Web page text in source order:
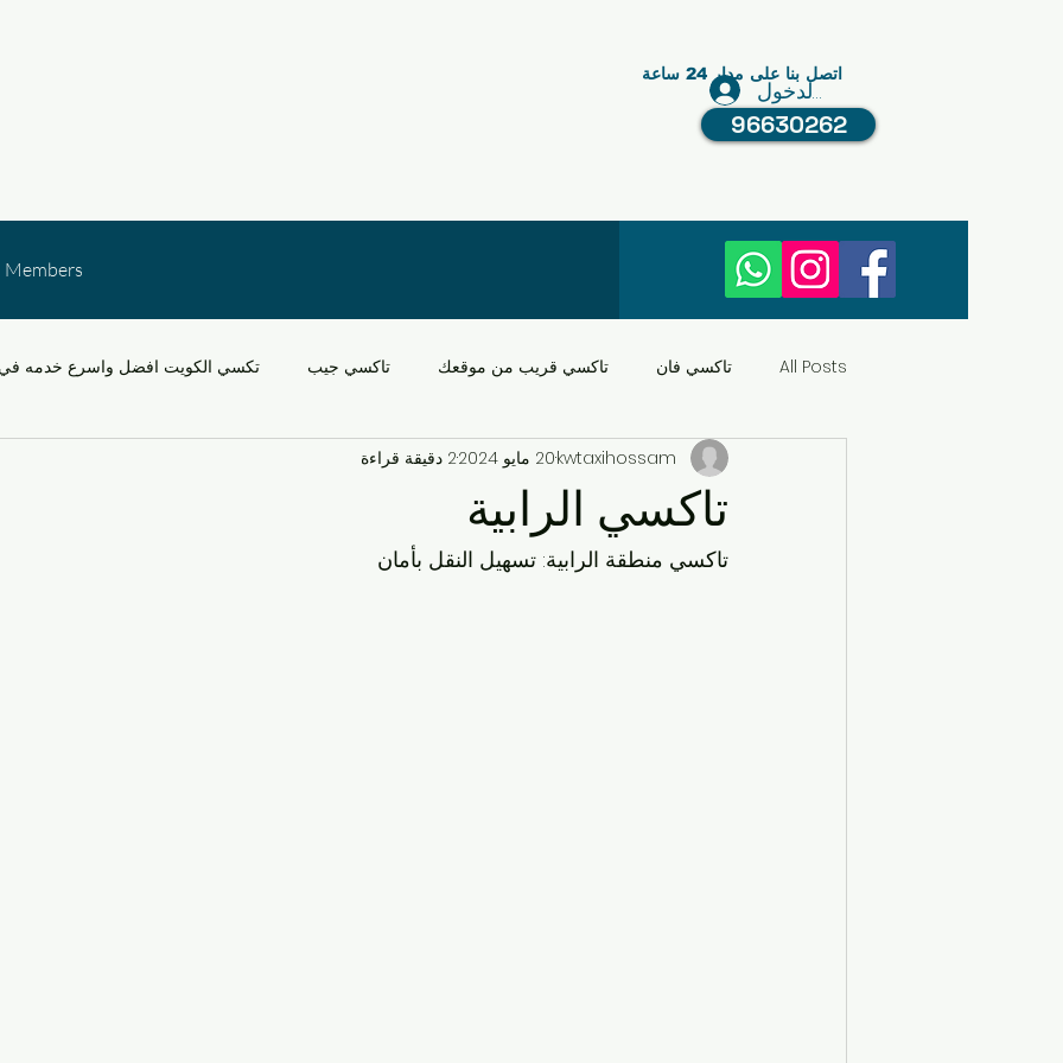
اتصل بنا على مدار 24 ساعة
96630262
تسجيل الدخول
Members
All Posts تاكسي فان تاكسي قريب من موقعك تاكسي جيب تكسي الكويت افضل واسرع خدمه في
النقل في الكويت عبد الله مبارك خدمات النقل في الكويت
الحياة اليومية في الكويت تاكسي في الكويت التنقل في الرميثية
تاكسي الرابية
kwtaxihossam20 مايو 2024 2 دقيقة قراءة
تاكسي منطقة الرابية: تسهيل النقل بأمان